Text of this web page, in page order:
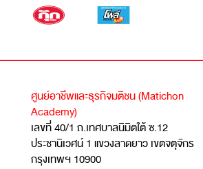
ศูนย์อาชีพและธุรกิจมติชน (Matichon
Academy)
เลขที่ 40/1 ถ.เทศบาลนิมิตใต้ ซ.12
ประชานิเวศน์ 1 แขวงลาดยาว เขตจตุจักร
กรุงเทพฯ 10900